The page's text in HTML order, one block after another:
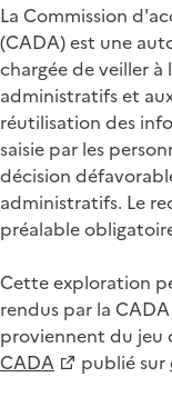
La Commission
(CADA) est une
chargée de veiller
administratifs et
réutilisation des
saisie par les
décision
administratifs. Le
préalable
Cette exploration
rendus par la
proviennent du jeu
CADA
publié sur